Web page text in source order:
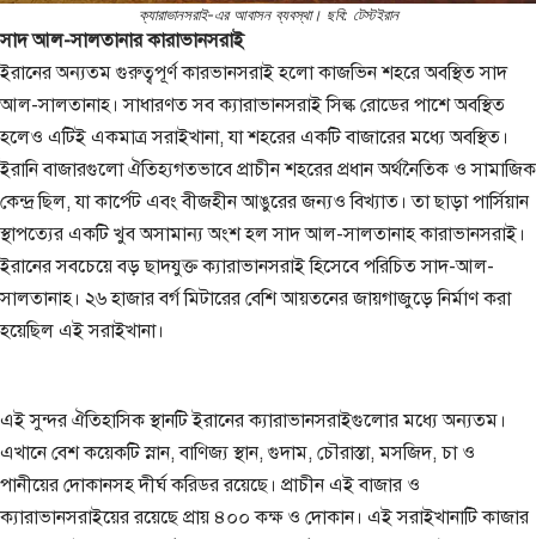
ক্যারাভানসরাই-এর আবাসন ব্যবস্থা। ছবি: টেস্টইরান
সাদ আল-সালতানার কারাভানসরাই
ইরানের অন্যতম গুরুত্বপূর্ণ কারভানসরাই হলো কাজভিন শহরে অবস্থিত সাদ
আল-সালতানাহ। সাধারণত সব ক্যারাভানসরাই সিল্ক রোডের পাশে অবস্থিত
হলেও এটিই একমাত্র সরাইখানা, যা শহরের একটি বাজারের মধ্যে অবস্থিত।
ইরানি বাজারগুলো ঐতিহ্যগতভাবে প্রাচীন শহরের প্রধান অর্থনৈতিক ও সামাজিক
কেন্দ্র ছিল, যা কার্পেট এবং বীজহীন আঙুরের জন্যও বিখ্যাত। তা ছাড়া পার্সিয়ান
স্থাপত্যের একটি খুব অসামান্য অংশ হল সাদ আল-সালতানাহ কারাভানসরাই।
ইরানের সবচেয়ে বড় ছাদযুক্ত ক্যারাভানসরাই হিসেবে পরিচিত সাদ-আল-
সালতানাহ। ২৬ হাজার বর্গ মিটারের বেশি আয়তনের জায়গাজুড়ে নির্মাণ করা
হয়েছিল এই সরাইখানা।
এই সুন্দর ঐতিহাসিক স্থানটি ইরানের ক্যারাভানসরাইগুলোর মধ্যে অন্যতম।
এখানে বেশ কয়েকটি স্নান, বাণিজ্য স্থান, গুদাম, চৌরাস্তা, মসজিদ, চা ও
পানীয়ের দোকানসহ দীর্ঘ করিডর রয়েছে। প্রাচীন এই বাজার ও
ক্যারাভানসরাইয়ের রয়েছে প্রায় ৪০০ কক্ষ ও দোকান। এই সরাইখানাটি কাজার